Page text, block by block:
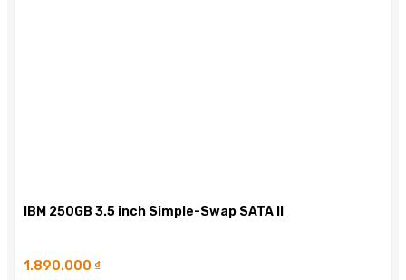
IBM 250GB 3.5 inch Simple-Swap SATA II
1.890.000 ₫